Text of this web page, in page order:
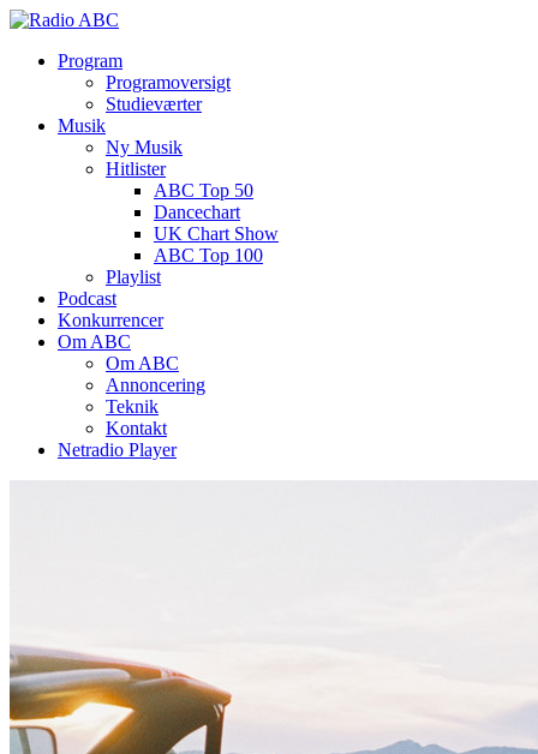
Program
Programoversigt
Studieværter
Musik
Ny Musik
Hitlister
ABC Top 50
Dancechart
UK Chart Show
ABC Top 100
Playlist
Podcast
Konkurrencer
Om ABC
Om ABC
Annoncering
Teknik
Kontakt
Netradio Player